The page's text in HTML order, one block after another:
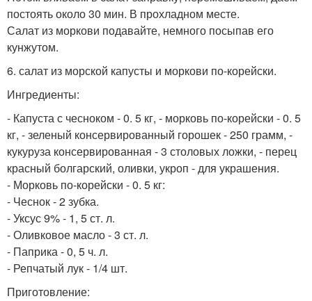
постоять около 30 мин. В прохладном месте.
Салат из моркови подавайте, немного посыпав его
кунжутом.
6. салат из морской капусты и моркови по-корейски.
Ингредиенты:
- Капуста с чесноком - 0. 5 кг, - морковь по-корейски - 0. 5
кг, - зеленый консервированный горошек - 250 грамм, -
кукуруза консервированная - 3 столовых ложки, - перец
красный болгарский, оливки, укроп - для украшения.
- Морковь по-корейски - 0. 5 кг:
- Чеснок - 2 зубка.
- Уксус 9% - 1, 5 ст. л.
- Оливковое масло - 3 ст. л.
- Паприка - 0, 5 ч. л.
- Репчатый лук - 1/4 шт.
Приготовление: